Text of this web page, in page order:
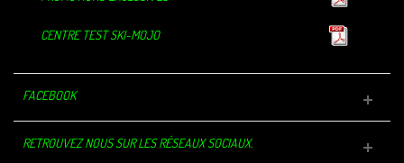
CENTRE TEST SKI-MOJO
FACEBOOK
RETROUVEZ NOUS SUR LES RÉSEAUX SOCIAUX.